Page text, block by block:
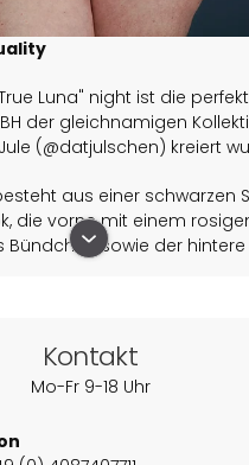
Luna" night ist die
der gleichnamigen
(@datjulschen) kreiert
aus einer schwarzen
die vorne mit einem
Bündchen sowie der hintere
eine verspielte Note.
mit diesem passenden
Kontakt
Mo-Fr 9-18 Uhr